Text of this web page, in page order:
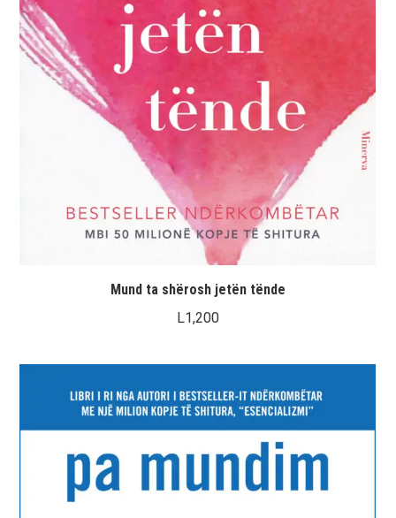
Mund ta shërosh jetën tënde
L1,200